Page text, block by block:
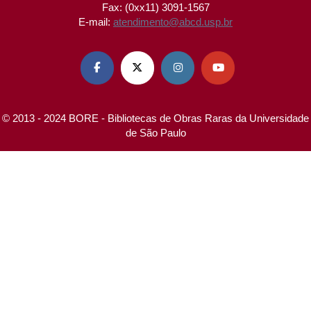
Fax: (0xx11) 3091-1567
E-mail: atendimento@abcd.usp.br
   
© 2013 - 2024 BORE - Bibliotecas de Obras Raras da Universidade
de São Paulo